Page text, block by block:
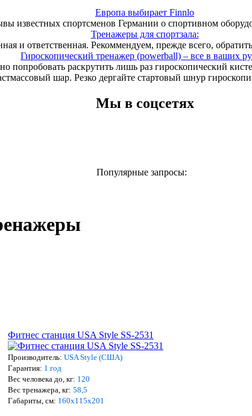
Европа выбирает Finnlo
известных спортсменов Германии о спортивном
Тренажеры для спортзала:
и ответственная. Рекоммендуем, прежде всего,
Гироскопический тренажер (powerball) – все в ваших
попробовать раскрутить лишь раз гироскопический
шар. Резко дергайте стартовый шнур
Мы в соцсетях
Популярные запросы:
Фитнес станция USA Style SS-2531
Производитель: USA Style (США)
Гарантия: 1 год
Вес человека до, кг: 120
Вес тренажера, кг: 58,5
Габариты, см: 160х115х201